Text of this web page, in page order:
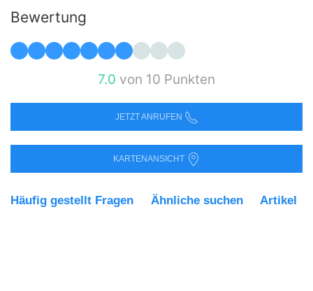
Bewertung
7.0 von 10 Punkten
JETZT ANRUFEN
KARTENANSICHT
Häufig gestellt Fragen Ähnliche suchen Artikel